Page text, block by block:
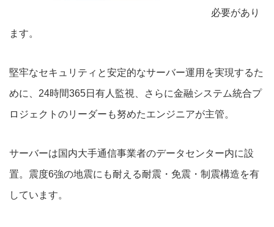
必要があり
ます。
堅牢なセキュリティと安定的なサーバー運用を実現するた
めに、24時間365日有人監視、さらに金融システム統合プ
ロジェクトのリーダーも努めたエンジニアが主管。
サーバーは国内大手通信事業者のデータセンター内に設
置。震度6強の地震にも耐える耐震・免震・制震構造を有
しています。